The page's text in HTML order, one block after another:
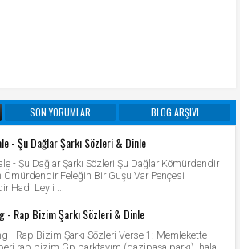
SON YORUMLAR BLOG ARŞIVI
- Şu Dağlar Şarkı Sözleri & Dinle
- Şu Dağlar Şarkı Sözleri Şu Dağlar Kömürdendir
Ömürdendir Feleğin Bir Guşu Var Pençesi
Hadi Leyli ...
- Rap Bizim Şarkı Sözleri & Dinle
- Rap Bizim Şarkı Sözleri Verse 1: Memlekette